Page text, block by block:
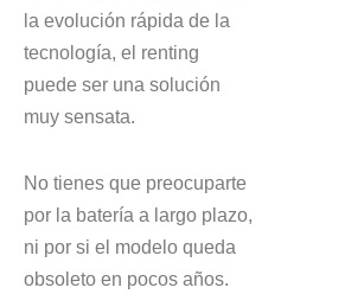
la evolución rápida de la
tecnología, el renting
puede ser una solución
muy sensata.
No tienes que preocuparte
por la batería a largo plazo,
ni por si el modelo queda
obsoleto en pocos años.